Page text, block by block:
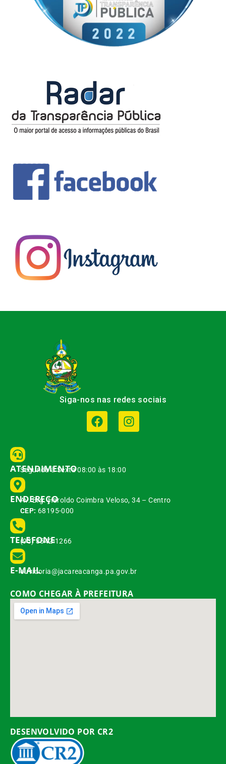
Siga-nos nas redes sociais
ATENDIMENTO
Segunda à Sexta 08:00 às 18:00
ENDEREÇO
Av. Brg. Haroldo Coimbra Veloso, 34 – Centro
CEP: 68195-000
TELEFONE
(93) 3542-1266
E-MAIL
ouvidoria@jacareacanga.pa.gov.br
COMO CHEGAR À PREFEITURA
DESENVOLVIDO POR CR2